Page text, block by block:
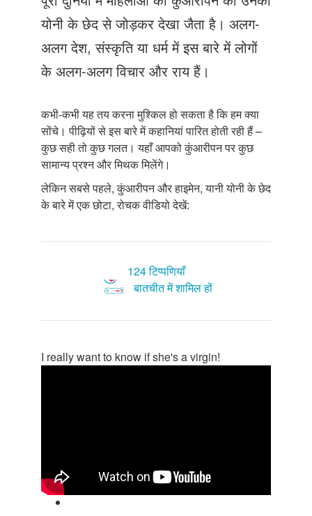
Just Poocho
संपर्क करें
योनी के छेद से जोड़कर देखा जैता है। अलग-
अलग देश, संस्कृति या धर्म में इस बारे में लोगों
के अलग-अलग विचार और राय हैं।
कभी-कभी यह तय करना मुश्किल हो सकता है कि हम क्या
सोंचे। पीढ़ियों से इस बारे में कहानियां पारित होती रही हैं –
कुछ सही तो कुछ गलत। यहाँ आपको कुंआरीपन पर कुछ
सामान्य प्रश्न और मिथक मिलेंगे।
लेकिन सबसे पहले, कुंआरीपन और हाइमेन, यानी योनी के छेद
के बारे में एक छोटा, रोचक वीडियो देखें:
124 टिप्पणियाँ
बातचीत में शामिल हों
I really want to know if she's a virgin!